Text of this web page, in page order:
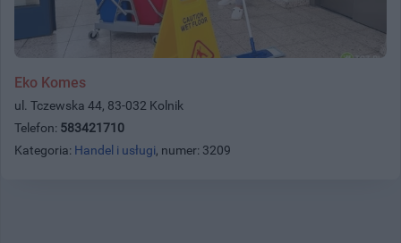
Eko Komes
ul. Tczewska 44, 83-032 Kolnik
Telefon: 583421710
Kategoria: Handel i usługi, numer: 3209